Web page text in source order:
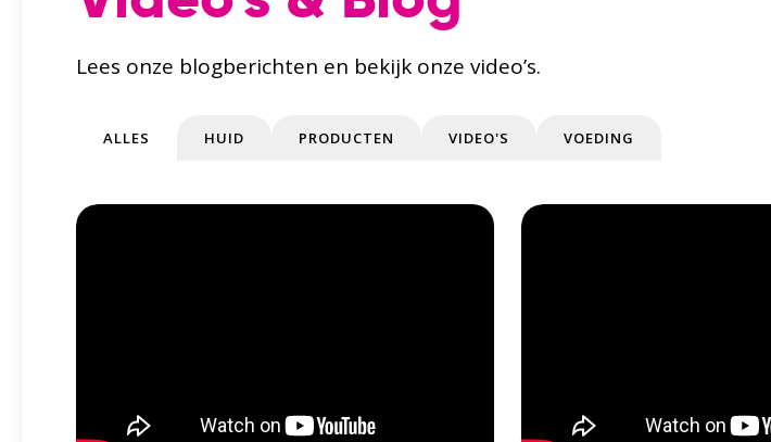
Lees onze blogberichten en bekijk onze video’s.
ALLES HUID PRODUCTEN VIDEO'S VOEDING